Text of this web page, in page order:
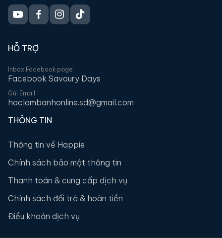
HỖ TRỢ
Inbox Facebook page
Facebook Savoury Days
Gửi Email
hoclambanhonline.sd@gmail.com
THÔNG TIN
Thông tin về Happie
Chính sách bảo mật thông tin
Thanh toán & cung cấp dịch vụ
Chính sách đổi trả & hoàn tiền
Điều khoản dịch vụ